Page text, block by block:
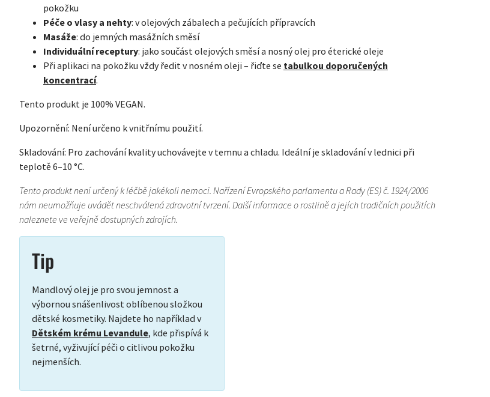
pokožku
Péče o vlasy a nehty: v olejových zábalech a pečujících přípravcích
Masáže: do jemných masážních směsí
Individuální receptury: jako součást olejových směsí a nosný olej pro éterické oleje
Při aplikaci na pokožku vždy ředit v nosném oleji – řiďte se tabulkou doporučených
koncentrací.
Tento produkt je 100% VEGAN.
Upozornění: Není určeno k vnitřnímu použití.
Skladování: Pro zachování kvality uchovávejte v temnu a chladu. Ideální je skladování v lednici při
teplotě 6–10 °C.
Tento produkt není určený k léčbě jakékoli nemoci. Nařízení Evropského parlamentu a Rady (ES) č. 1924/2006
nám neumožňuje uvádět neschválená zdravotní tvrzení. Další informace o rostlině a jejích tradičních použitích
naleznete ve veřejně dostupných zdrojích.
Tip
Mandlový olej je pro svou jemnost a
výbornou snášenlivost oblíbenou složkou
dětské kosmetiky. Najdete ho například v
Dětském krému Levandule, kde přispívá k
šetrné, vyživující péči o citlivou pokožku
nejmenších.